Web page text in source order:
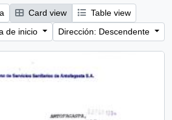
Card view
Table view
de inicio
Dirección: Descendente